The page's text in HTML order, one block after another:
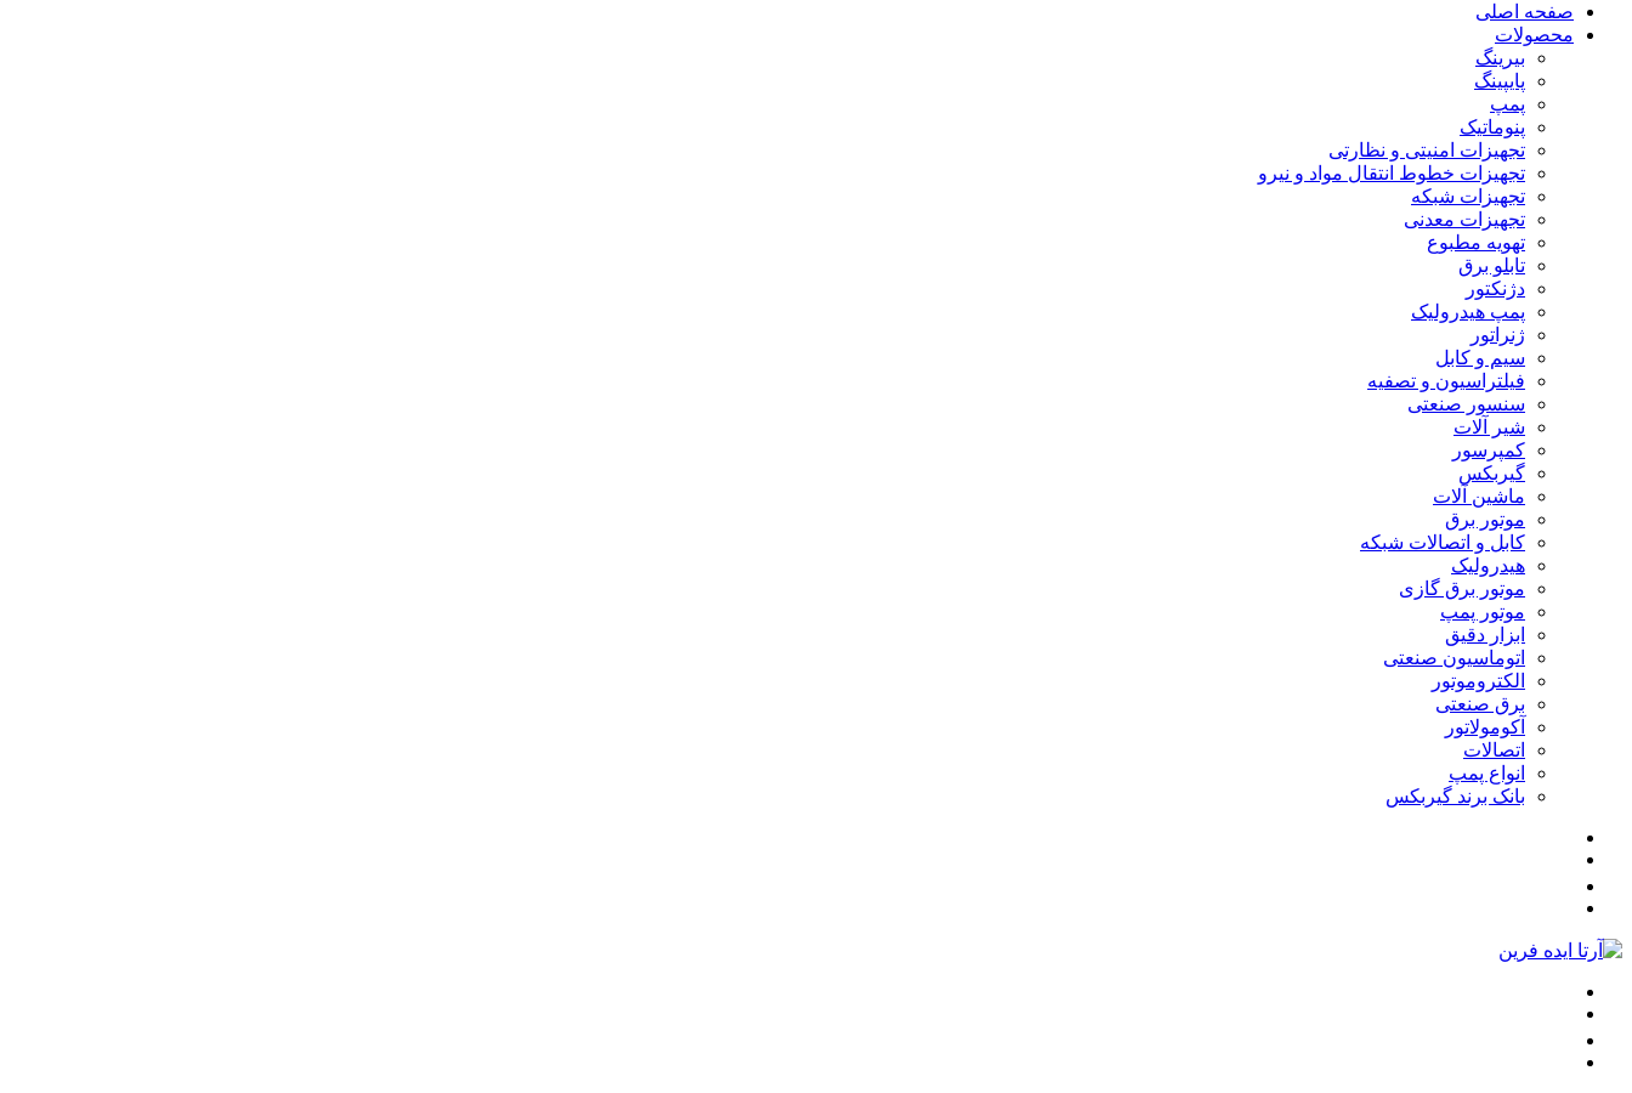
صفحه اصلی
محصولات
بیرینگ
پایپینگ
پمپ
پنوماتیک
تجهیزات امنیتی و نظارتی
تجهیزات خطوط انتقال مواد و نیرو
تجهیزات شبکه
تجهیزات معدنی
تهویه مطبوع
تابلو برق
دژنکتور
پمپ هیدرولیک
ژنراتور
سیم و کابل
فیلتراسیون و تصفیه
سنسور صنعتی
شیر آلات
کمپرسور
گیربکس
ماشین آلات
موتور برق
کابل و اتصالات شبکه
هیدرولیک
موتور برق گازی
موتور پمپ
ابزار دقیق
اتوماسیون صنعتی
الکتروموتور
برق صنعتی
آکومولاتور
اتصالات
انواع پمپ
بانک برند گیربکس